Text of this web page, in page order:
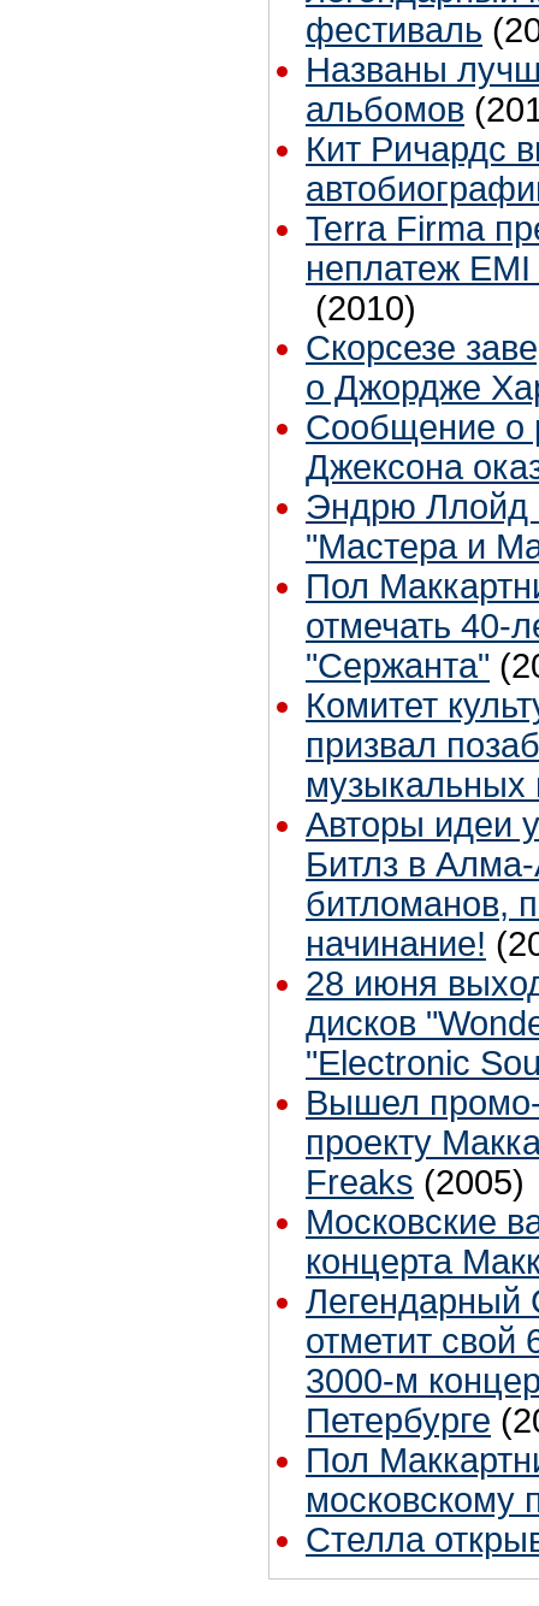
фестиваль
Названы
альбомов
Кит Ричардс
Terra Firma
неплатеж
(2010)
Скорсезе
о Джордже
Сообщение о
Джексона
Эндрю Ллойд
"Мастера и
Пол
отмечать 40-
"Сержанта"
Комитет
призвал
музыкальных
Авторы идеи
Битлз в Алма-
битломанов,
начинание!
28 июня
дисков
"Electronic
Вышел
проекту
Freaks (2005)
Московские
концерта
Легендарный
отметит
3000-м
Петербурге
Пол
московскому
Стелла